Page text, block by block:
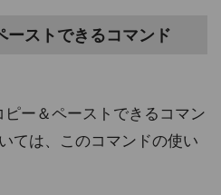
ーストできるコマンド
ー＆ペーストできるコマン
ては、このコマンドの使い